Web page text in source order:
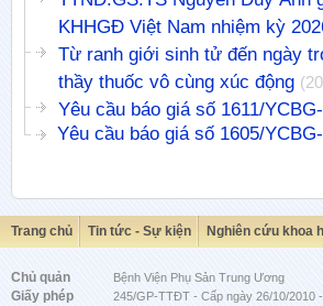
KHHGĐ Việt Nam nhiệm kỳ
Từ ranh giới sinh tử đến ngày
thầy thuốc vô cùng xúc động
Yêu cầu báo giá số 1611/
Yêu cầu báo giá số 1605/
Trang chủ Tin tức - Sự kiện Nghiên cứu khoa
Chủ quản Bệnh Viện Phụ Sản Trung Ương
Giấy phép 245/GP-TTĐT - Cấp ngày 26/10/2010